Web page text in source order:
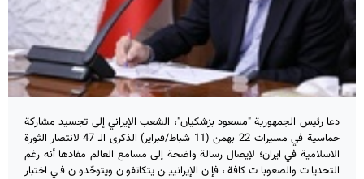
دعا رئيس الجمهورية "مسعود بزشكيان"، الشعب الإيراني إلى تجسيد مشاركة
حماسية في مسيرات 22 بهمن (11 شباط/فبراير) الذكرى الـ 47 لانتصار الثورة
الاسلامية في ايران؛ لإيصال رسالة واضحة إلى مسامع العالم مفادها أنه رغم
التحديات والصعوبات كافة، فإن الإيرانيين يتكاتفون ويتوحّدون في اختبار